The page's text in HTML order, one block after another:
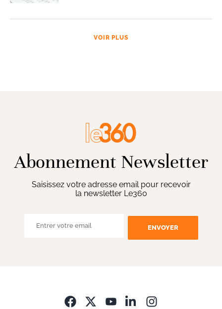
VOIR PLUS
Abonnement Newsletter
Saisissez votre adresse email pour recevoir
la newsletter Le360
ENVOYER